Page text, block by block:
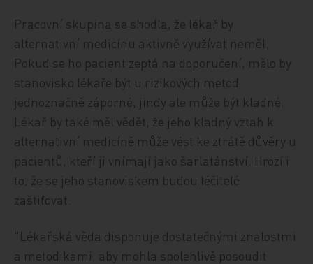
Pracovní skupina se shodla, že lékař by
alternativní medicínu aktivně využívat neměl.
Pokud se ho pacient zeptá na doporučení, mělo by
stanovisko lékaře být u rizikových metod
jednoznačně záporné, jindy ale může být kladné.
Lékař by také měl vědět, že jeho kladný vztah k
alternativní medicíně může vést ke ztrátě důvěry u
pacientů, kteří ji vnímají jako šarlatánství. Hrozí i
to, že se jeho stanoviskem budou léčitelé
zaštiťovat.
"Lékařská věda disponuje dostatečnými znalostmi
a metodikami, aby mohla spolehlivě posoudit